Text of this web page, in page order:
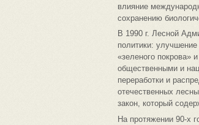
влияние
сохранению
В 1990 г. Лесной
политики: улучшение
«зеленого покрова»
общественными и
переработки и
отечественных
закон, который
На протяжении 90-х